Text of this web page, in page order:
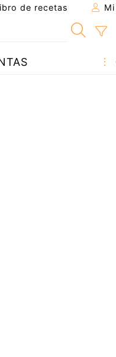
de recetas
amigo
autor
la foto de